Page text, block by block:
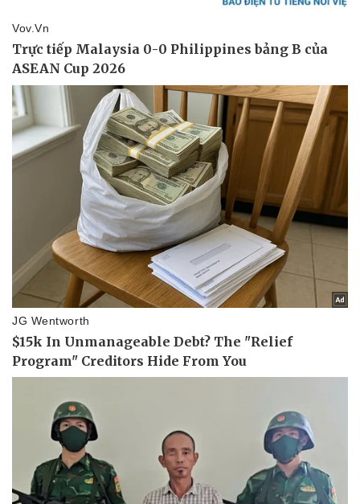
Vụ án
Tin nóng
Tư vấn luật
Quân sự - Quốc phòng
Vũ khí
Việt Nam
Phân tích